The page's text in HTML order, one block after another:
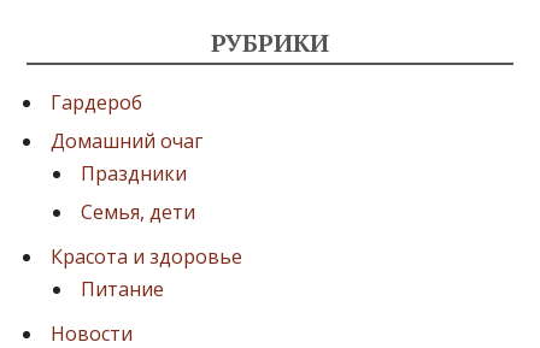
РУБРИКИ
Гардероб
Домашний очаг
Праздники
Семья, дети
Красота и здоровье
Питание
Новости